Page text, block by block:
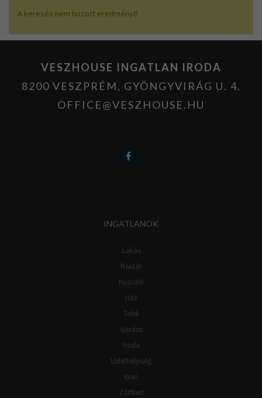
A keresés nem hozott eredményt!
VESZHOUSE INGATLAN IRODA
8200 VESZPRÉM, GYÖNGYVIRÁG U. 4.
OFFICE@VESZHOUSE.HU
INGATLANOK
Lakás
Raktár
Nyaraló
Ház
Telek
Garázs
Iroda
Üzlethelyiség
Ipari
Zártkert